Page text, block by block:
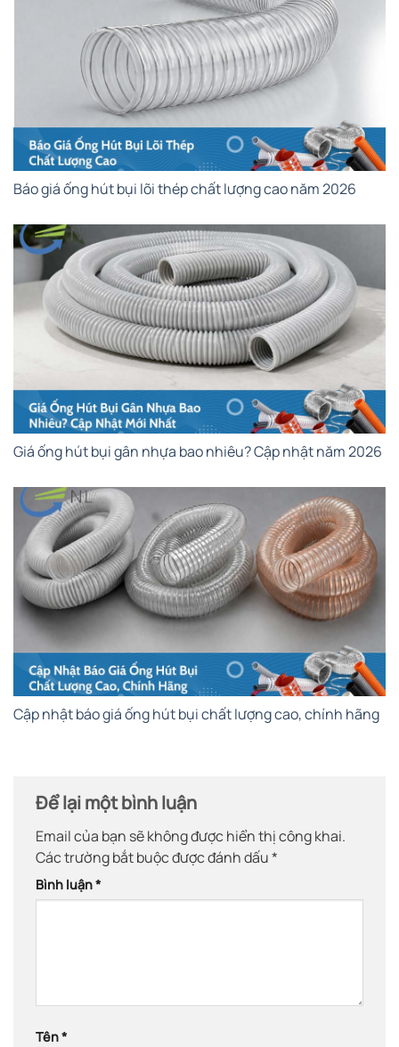
Báo giá ống hút bụi lõi thép chất lượng cao năm 2026
Giá ống hút bụi gân nhựa bao nhiêu? Cập nhật năm 2026
Cập nhật báo giá ống hút bụi chất lượng cao, chính hãng
Để lại một bình luận
Email của bạn sẽ không được hiển thị công khai.
Các trường bắt buộc được đánh dấu*
Bình luận*
Tên*